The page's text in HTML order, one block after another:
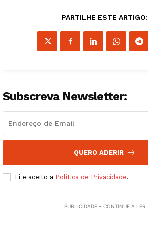
SUBSCREVA JÁ!
Edição Digital
Europa
Grande Entrevista
PARTILHE ESTE ARTIGO:
Subscreva Newsletter:
QUERO ADERIR
Li e aceito a Política de Privacidade.
PUBLICIDADE • CONTINUE A LER